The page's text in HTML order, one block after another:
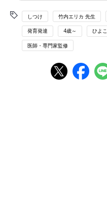
考える力を育てるために、土
つの力の頭文字をとって“か
くといいでしょう。
か＝考える
き＝企画する
く＝工夫する
しつけ 竹内エリカ 先生
発育発達 4歳～ ひよ
医師・専門家監修